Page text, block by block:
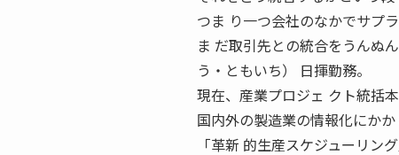
つま り一つ会社のなかでサプ
ま だ取引先との統合をうんぬ
う・ともいち） 日揮勤務。
現在、産業プロジェ クト統括
国内外の製造業の情報化にか
「革新 的生産スケジューリン